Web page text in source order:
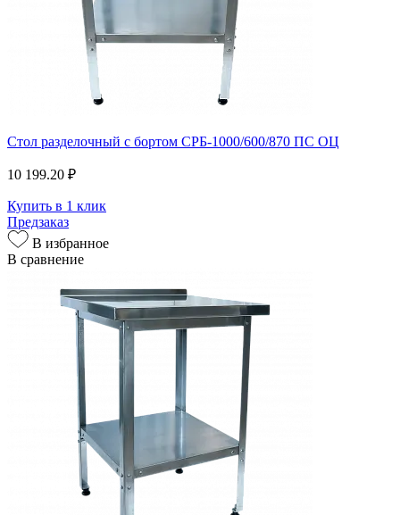
Стол разделочный с бортом СРБ-1000/600/870 ПС ОЦ
10 199.20 ₽
Купить в 1 клик
Предзаказ
В избранное
В сравнение